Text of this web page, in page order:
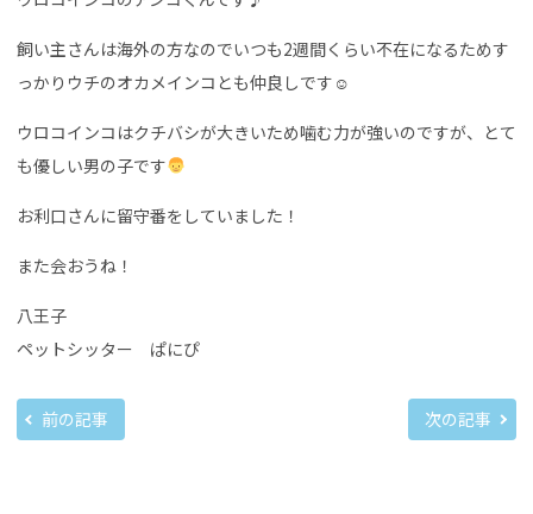
飼い主さんは海外の方なのでいつも2週間くらい不在になるためす
っかりウチのオカメインコとも仲良しです☺︎
ウロコインコはクチバシが大きいため噛む力が強いのですが、とて
も優しい男の子です
お利口さんに留守番をしていました！
また会おうね！
八王子
ペットシッター ぱにぴ
前の記事 次の記事